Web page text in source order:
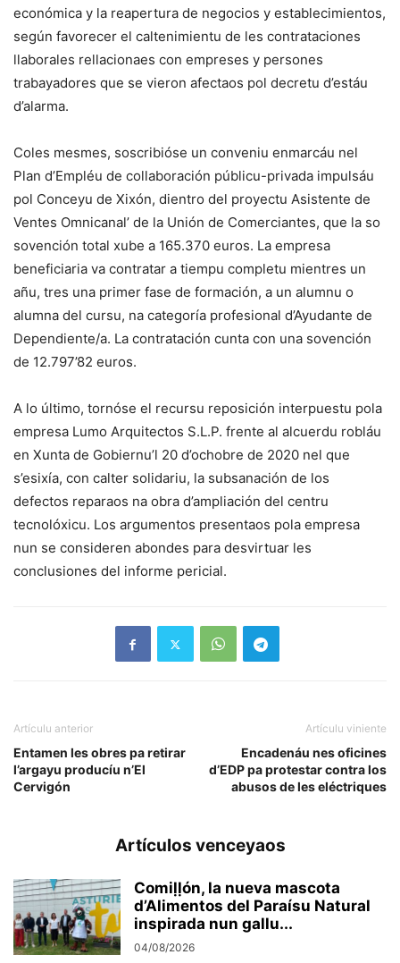
económica y la reapertura de negocios y establecimientos,
según favorecer el caltenimientu de les contrataciones
llaborales rellacionaes con empreses y persones
trabayadores que se vieron afectaos pol decretu d’estáu
d’alarma.
Coles mesmes, soscribióse un conveniu enmarcáu nel
Plan d’Empléu de collaboración públicu-privada impulsáu
pol Conceyu de Xixón, dientro del proyectu Asistente de
Ventes Omnicanal’ de la Unión de Comerciantes, que la so
sovención total xube a 165.370 euros. La empresa
beneficiaria va contratar a tiempu completu mientres un
añu, tres una primer fase de formación, a un alumnu o
alumna del cursu, na categoría profesional d’Ayudante de
Dependiente/a. La contratación cunta con una sovención
de 12.797’82 euros.
A lo último, tornóse el recursu reposición interpuestu pola
empresa Lumo Arquitectos S.L.P. frente al alcuerdu robláu
en Xunta de Gobiernu’l 20 d’ochobre de 2020 nel que
s’esixía, con calter solidariu, la subsanación de los
defectos reparaos na obra d’ampliación del centru
tecnolóxicu. Los argumentos presentaos pola empresa
nun se consideren abondes para desvirtuar les
conclusiones del informe pericial.
Artículu anterior
Entamen les obres pa retirar
l’argayu producíu n’El
Cervigón
Artículu viniente
Encadenáu nes oficines
d’EDP pa protestar contra los
abusos de les eléctriques
Artículos venceyaos
Comiḷḷón, la nueva mascota
d’Alimentos del Paraísu Natural
inspirada nun gallu...
04/08/2026